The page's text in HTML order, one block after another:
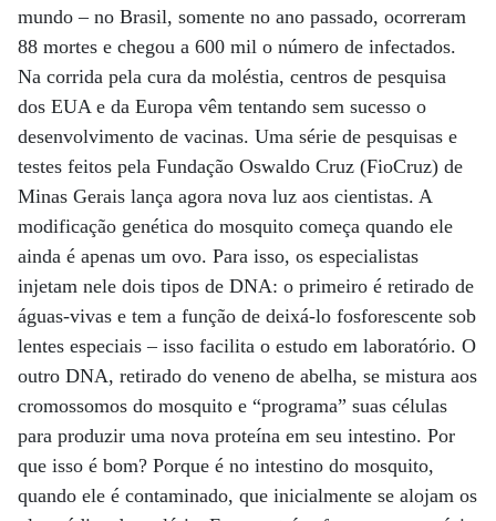
mundo – no Brasil, somente no ano passado, ocorreram
88 mortes e chegou a 600 mil o número de infectados.
Na corrida pela cura da moléstia, centros de pesquisa
dos EUA e da Europa vêm tentando sem sucesso o
desenvolvimento de vacinas. Uma série de pesquisas e
testes feitos pela Fundação Oswaldo Cruz (FioCruz) de
Minas Gerais lança agora nova luz aos cientistas. A
modificação genética do mosquito começa quando ele
ainda é apenas um ovo. Para isso, os especialistas
injetam nele dois tipos de DNA: o primeiro é retirado de
águas-vivas e tem a função de deixá-lo fosforescente sob
lentes especiais – isso facilita o estudo em laboratório. O
outro DNA, retirado do veneno de abelha, se mistura aos
cromossomos do mosquito e “programa” suas células
para produzir uma nova proteína em seu intestino. Por
que isso é bom? Porque é no intestino do mosquito,
quando ele é contaminado, que inicialmente se alojam os